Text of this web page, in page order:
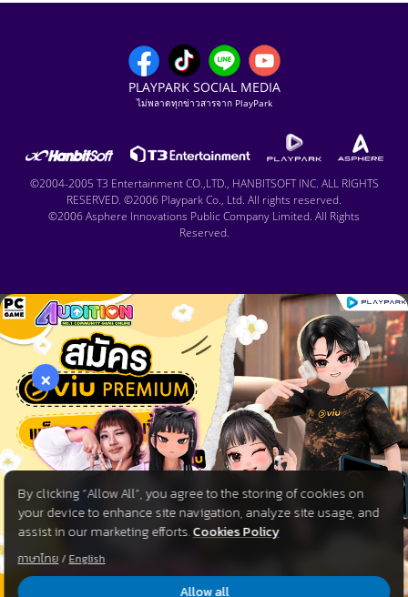
PLAYPARK SOCIAL MEDIA
ไม่พลาดทุกข่าวสารจาก PlayPark
©2004-2005 T3 Entertainment CO.,LTD., HANBITSOFT INC. ALL RIGHTS
RESERVED. ©2006 Playpark Co., Ltd. All rights reserved.
©2006 Asphere Innovations Public Company Limited. All Rights
Reserved.
×
By clicking “Allow All”, you agree to the storing of cookies on
your device to enhance site navigation, analyze site usage, and
assist in our marketing efforts.Cookies Policy
ภาษาไทย/ English
Allow all